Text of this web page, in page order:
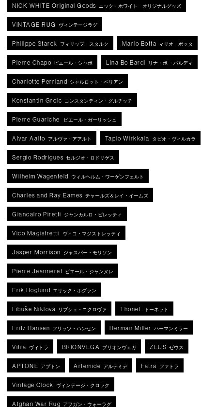
NICK WHITE Original Goods ニック・ホワイト オリジナルグッズ
VINTAGE RUG ヴィンテージラグ
Philippe Starck フィリップ・スタルク Mario Botta マリオ・ボッタ
Pierre Chapo ピエール・シャポ Lina Bo Bardi リナ・ボ ・バルディ
Charlotte Perriand シャルロット・ペリアン
Konstantin Grcic コンスタンティン・グルチッチ
Pierre Guariche ピエール・ガーリッシュ
Alvar Aalto アルヴァ・アアルト Tapio Wirkkala タピオ・ヴィルカラ
Sergio Rodrigues セルジオ・ロドリゲス
Wilhelm Wagenfeld ウィルヘルム・ワーゲンフェルト
Charles and Ray Eames チャールズ＆レイ・イームズ
Giancalro Piretti ジャンカルロ・ピレッティ
Vico Magistretti ヴィコ・マジストレッティ
Jasper Morrison ジャスパー・モリソン
Pierre Jeanneret ピエール・ジャンヌレ
Erik Hoglund エリック・ホグラン
Libuše Niklová リブシェ・ニクロヴァ Thonet トーネット
Fritz Hansen フリッツ・ハンセン Herman Miller ハーマンミラー
Vitra ヴィトラ BRIONVEGA ブリオンヴェガ ZEUS ゼウス
APTONE アプトン Artemide アルテミデ Fatra ファトラ
Vintage Clock ヴィンテージ・クロック
Afghan War Rug アフガン・ウォーラグ